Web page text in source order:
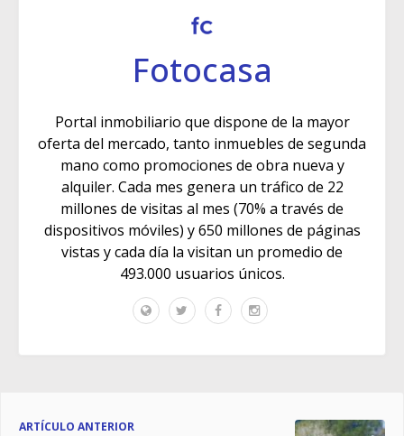
Fotocasa
Portal inmobiliario que dispone de la mayor
oferta del mercado, tanto inmuebles de segunda
mano como promociones de obra nueva y
alquiler. Cada mes genera un tráfico de 22
millones de visitas al mes (70% a través de
dispositivos móviles) y 650 millones de páginas
vistas y cada día la visitan un promedio de
493.000 usuarios únicos.
ARTÍCULO ANTERIOR